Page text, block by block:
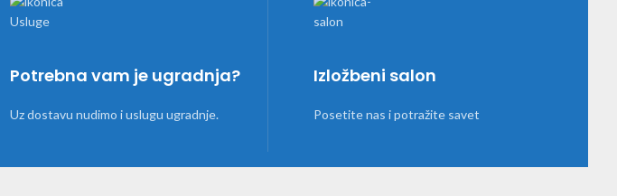
Potrebna vam je ugradnja?
Uz dostavu nudimo i uslugu ugradnje.
Izložbeni salon
Posetite nas i potražite savet